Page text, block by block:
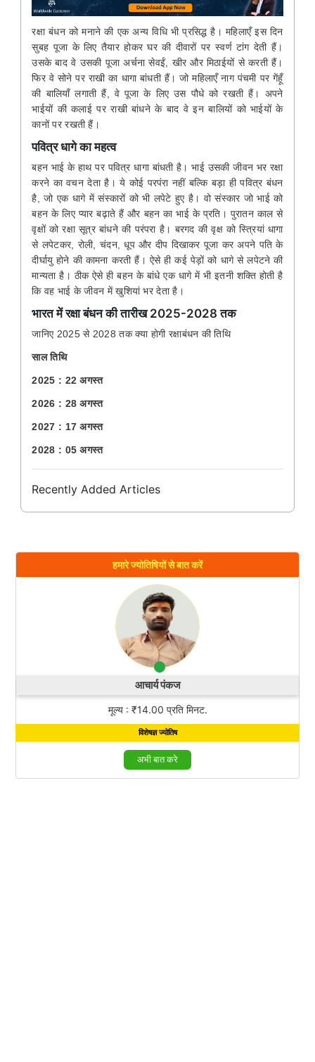
रक्षा बंधन को मनाने की एक अन्य विधि भी प्रसिद्ध है। महिलाएँ इस दिन
सुबह पूजा के लिए तैयार होकर घर की दीवारों पर स्वर्ण टांग देती हैं।
उसके बाद वे उसकी पूजा अर्चना सेवईं, खीर और मिठाईयों से करती हैं।
फिर वे सोने पर राखी का धागा बांधती हैं। जो महिलाएँ नाग पंचमी पर गेंहूँ
की बालियाँ लगाती हैं, वे पूजा के लिए उस पौधे को रखती हैं। अपने
भाईयों की कलाई पर राखी बांधने के बाद वे इन बालियों को भाईयों के
कानों पर रखती हैं।
पवित्र धागे का महत्व
बहन भाई के हाथ पर पवित्र धागा बांधती है। भाई उसकी जीवन भर रक्षा
करने का वचन देता है। ये कोई परपंरा नहीं बल्कि बड़ा ही पवित्र बंधन
है, जो एक धागे में संस्कारों को भी लपेटे हुए है। वो संस्कार जो भाई को
बहन के लिए प्यार बढ़ाते हैं और बहन का भाई के प्रति। पुरातन काल से
वृक्षों को रक्षा सूत्र बांधने की परंपरा है। बरगद की वृक्ष को स्त्रियां धागा
से लपेटकर, रोली, चंदन, धूप और दीप दिखाकर पूजा कर अपने पति के
दीर्घायु होने की कामना करती हैं। ऐसे ही कई पेड़ों को धागे से लपेटने की
मान्यता है। ठीक ऐसे ही बहन के बांधे एक धागे में भी इतनी शक्ति होती है
कि वह भाई के जीवन में खुशियां भर देता है।
भारत में रक्षा बंधन की तारीख 2025-2028 तक
जानिए 2025 से 2028 तक क्या होगी रक्षाबंधन की तिथि
साल तिथि
2025 : 22 अगस्त
2026 : 28 अगस्त
2027 : 17 अगस्त
2028 : 05 अगस्त
Recently Added Articles
हमारे ज्योतिषियों से बात करें
आचार्य पंकज
मूल्य : ₹14.00 प्रति मिनट.
विशेषज्ञ ज्योतिष
अभी बात करे